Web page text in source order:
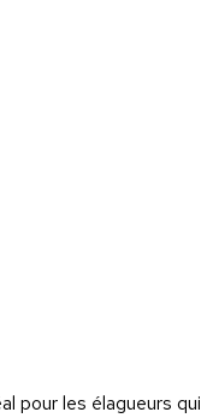
pour les élagueurs qui